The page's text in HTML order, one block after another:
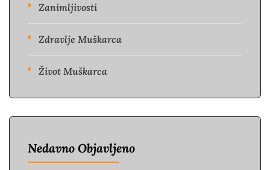
Zanimljivosti
Zdravlje Muškarca
Život Muškarca
Nedavno Objavljeno